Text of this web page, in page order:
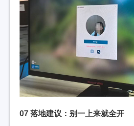
07 落地建议：别一上来就全开